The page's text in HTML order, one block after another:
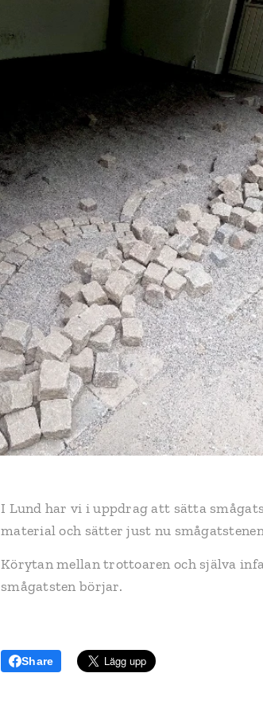
I Lund har vi i uppdrag att sätta
material och sätter just nu
Körytan mellan trottoaren och själva
smågatsten börjar.
Share